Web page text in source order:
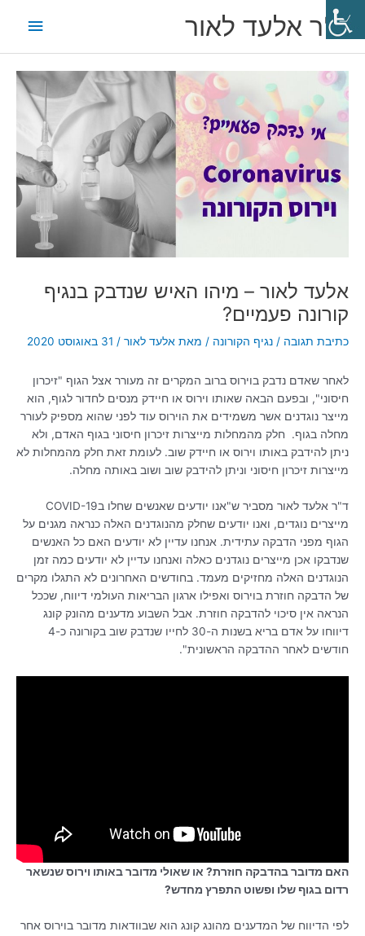
לתוכןד"ר אלעד לאור
ראשי
אלעד לאור – מיהו האיש שנדבק בנגיף
קורונה פעמיים?
כתיבת תגובה / נגיף הקורונה / מאת אלעד לאור / 31 באוגוסט 2020
לאחר שאדם נדבק בוירוס ברוב המקרים זה מעורר אצל הגוף "זיכרון
חיסוני", ובפעם הבאה שאותו וירוס או חיידק מנסים לחדור לגוף, הוא
מייצר נוגדנים אשר משמידים את הוירוס עוד לפני שהוא מספיק לעורר
מחלה בגוף. חלק מהמחלות מייצרות זיכרון חיסוני בגוף האדם, ולא
ניתן להידבק באותו וירוס או חיידק שוב. לעומת זאת חלק מהמחלות לא
מייצרות זיכרון חיסוני וניתן להידבק שוב ושוב באותה מחלה.
ד"ר אלעד לאור מסביר ש"אנו יודעים שאנשים שחלו בCOVID-19
מייצרים נוגדים, ואנו יודעים שחלק מהנוגדנים האלה כנראה מגנים על
הגוף מפני הדבקה עתידית. אנחנו עדיין לא יודעים האם כל האנשים
שנדבקו אכן מייצרים נוגדנים כאלה ואנחנו עדיין לא יודעים כמה זמן
הנוגדנים האלה מחזיקים מעמד. בחודשים האחרונים לא התגלו מקרים
של הדבקה חוזרת בוירוס ואפילו ארגון הבריאות העולמי דיווח, שככל
הנראה אין סיכוי להדבקה חוזרת. אבל השבוע מדענים מהונק קונג
דיווחו על אדם בריא בשנות ה-30 לחייו שנדבק שוב בקורונה כ-4
חודשים לאחר ההדבקה הראשונית".
האם מדובר בהדבקה חוזרת? או שאולי מדובר באותו וירוס שנשאר
רדום בגוף שלו ופשוט התפרץ מחדש?
לפי הדיווח של המדענים מהונג קונג הוא שבוודאות מדובר בוירוס אחר
navigation